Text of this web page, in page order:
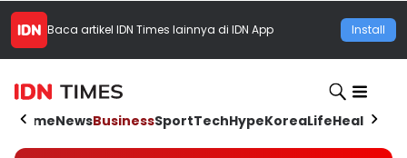
Baca artikel IDN Times lainnya di IDN App Install
HomeNewsBusinessSportTechHypeKoreaLifeHealth